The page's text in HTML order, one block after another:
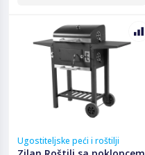
Ugostiteljske peći i roštilji